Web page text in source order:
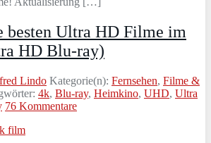
besten Ultra HD Filme im
HD Blu-ray)
Lindo Kategorie(n): Fernsehen, Filme &
4k, Blu-ray, Heimkino, UHD, Ultra
76 Kommentare